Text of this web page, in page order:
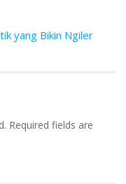
yang Bikin Ngiler
Required fields are